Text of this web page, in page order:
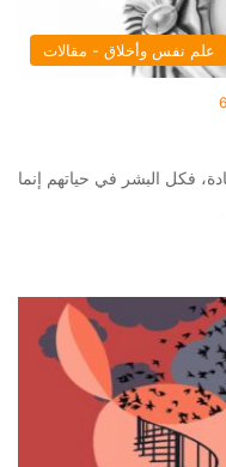
علم نفس وأخلاق - مقالات
فكل البشر في حياتهم إنما